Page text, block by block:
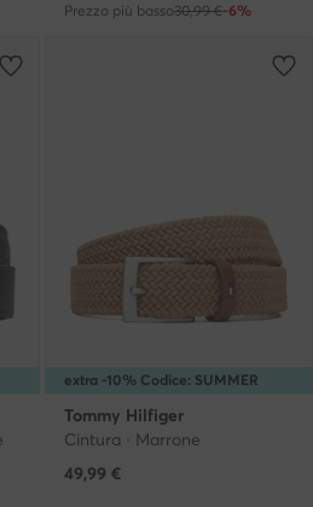
Prezzo più basso30,99 €-6%
extra -10% Codice: SUMMER
Tommy Hilfiger
Cintura · Marrone
49,99 €